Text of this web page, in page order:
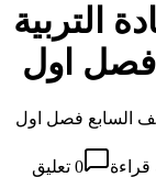
التربية
فصل اول
السابع فصل اول
قراءة 0 تعليق